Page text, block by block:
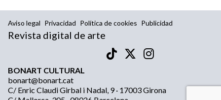
Aviso legal Privacidad Política de cookies Publicidad
Revista digital de arte
BONART CULTURAL
bonart@bonart.cat
C/ Enric Claudi Girbal i Nadal, 9 · 17003 Girona